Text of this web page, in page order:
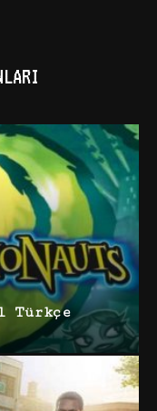
Türkçe